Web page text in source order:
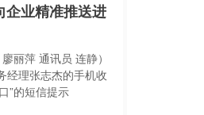
企业精准推送进
丽萍 通讯员 连静）
经理张志杰的手机收
”的短信提示